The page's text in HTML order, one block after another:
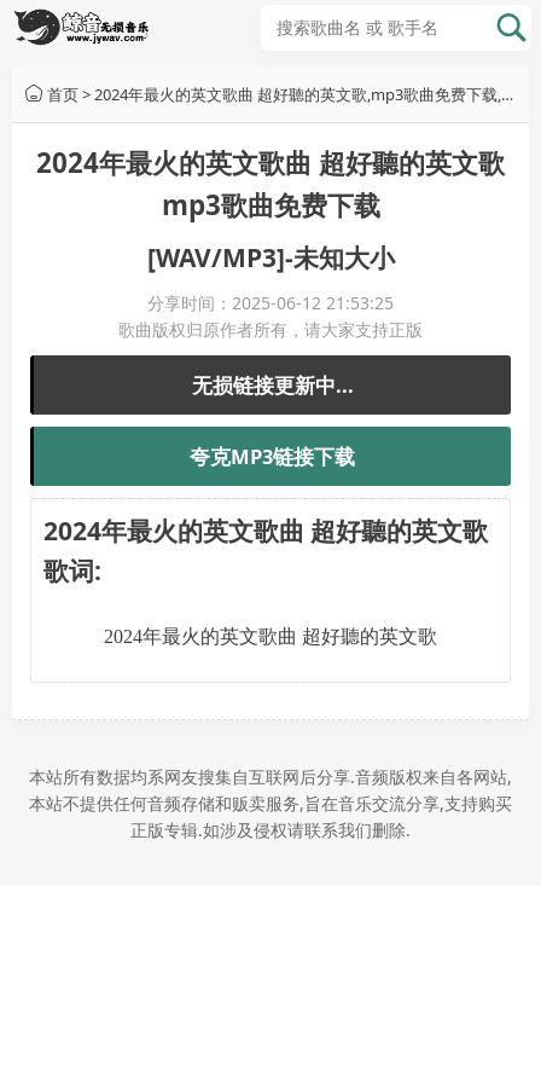
首页>2024年最火的英文歌曲 超好聽的英文歌,mp3歌曲免费下载,无损音乐下载,音乐免费下载,歌曲下载网站
2024年最火的英文歌曲 超好聽的英文歌
mp3歌曲免费下载
[WAV/MP3]-未知大小
分享时间：2025-06-12 21:53:25
歌曲版权归原作者所有，请大家支持正版
无损链接更新中...
夸克MP3链接下载
2024年最火的英文歌曲 超好聽的英文歌
歌词:
2024年最火的英文歌曲 超好聽的英文歌
本站所有数据均系网友搜集自互联网后分享.音频版权来自各网站,
本站不提供任何音频存储和贩卖服务,旨在音乐交流分享,支持购买
正版专辑.如涉及侵权请联系我们删除.